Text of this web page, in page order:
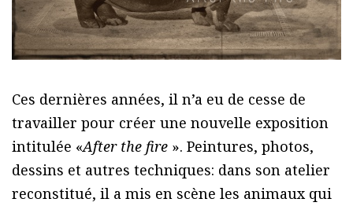
Ces dernières années, il n’a eu de cesse de
travailler pour créer une nouvelle exposition
intitulée «After the fire ». Peintures, photos,
dessins et autres techniques: dans son atelier
reconstitué, il a mis en scène les animaux qui